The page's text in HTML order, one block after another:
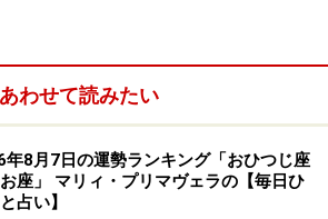
NG。独力で踏ん張ることを心掛け
の「軌道修正＆自己回復力運」1位
あわせて読みたい
年8月7日の運勢ランキング「おひつじ座
座」 マリィ・プリマヴェラの【毎日ひ
占い】